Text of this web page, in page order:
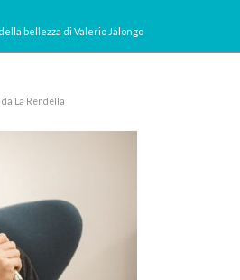
bellezza di Valerio Jalongo
da La Rendella